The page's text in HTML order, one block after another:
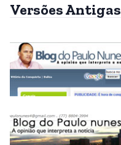
Versões Antigas